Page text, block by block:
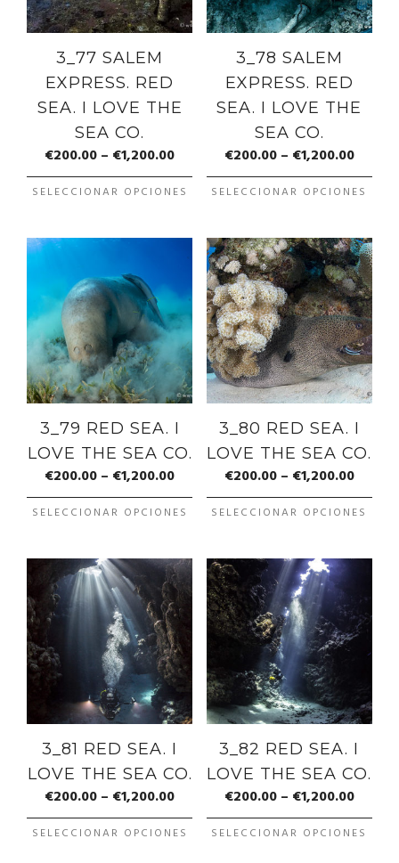
3_77 SALEM
EXPRESS. RED
SEA. I LOVE THE
SEA CO.
€200.00– €1,200.00
SELECCIONAR OPCIONES
3_78 SALEM
EXPRESS. RED
SEA. I LOVE THE
SEA CO.
€200.00– €1,200.00
SELECCIONAR OPCIONES
3_79 RED SEA. I
LOVE THE SEA CO.
€200.00– €1,200.00
SELECCIONAR OPCIONES
3_80 RED SEA. I
LOVE THE SEA CO.
€200.00– €1,200.00
SELECCIONAR OPCIONES
3_81 RED SEA. I
LOVE THE SEA CO.
€200.00– €1,200.00
SELECCIONAR OPCIONES
3_82 RED SEA. I
LOVE THE SEA CO.
€200.00– €1,200.00
SELECCIONAR OPCIONES